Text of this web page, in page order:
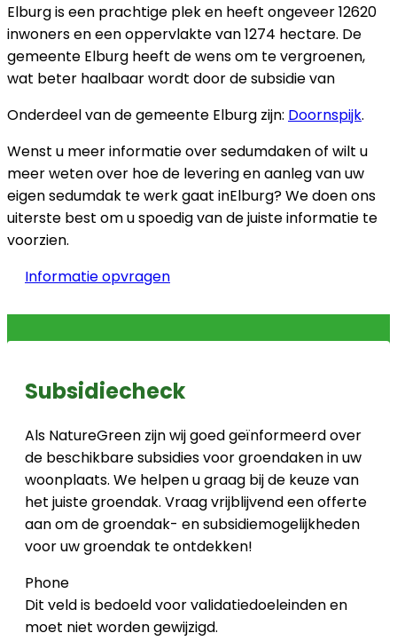
Elburg is een prachtige plek en heeft ongeveer 12620
inwoners en een oppervlakte van 1274 hectare. De
gemeente Elburg heeft de wens om te vergroenen,
wat beter haalbaar wordt door de subsidie van
Onderdeel van de gemeente Elburg zijn: Doornspijk.
Wenst u meer informatie over sedumdaken of wilt u
meer weten over hoe de levering en aanleg van uw
eigen sedumdak te werk gaat inElburg? We doen ons
uiterste best om u spoedig van de juiste informatie te
voorzien.
Informatie opvragen
Subsidiecheck
Als NatureGreen zijn wij goed geïnformeerd over
de beschikbare subsidies voor groendaken in uw
woonplaats. We helpen u graag bij de keuze van
het juiste groendak. Vraag vrijblijvend een offerte
aan om de groendak- en subsidiemogelijkheden
voor uw groendak te ontdekken!
Phone
Dit veld is bedoeld voor validatiedoeleinden en
moet niet worden gewijzigd.